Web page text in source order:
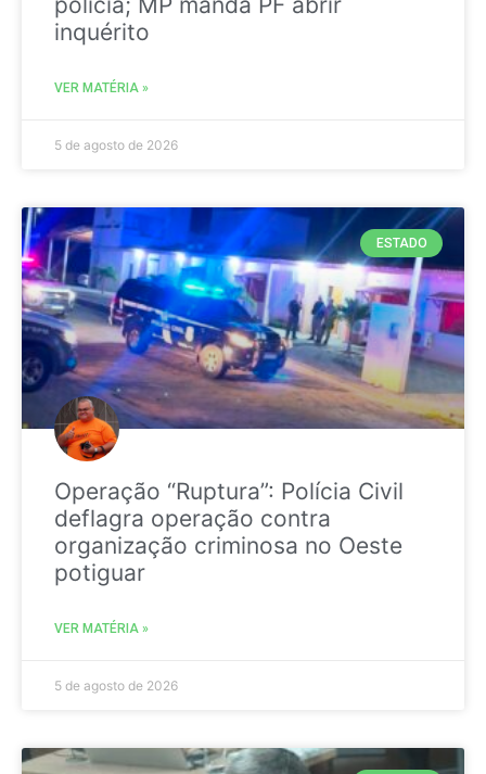
inquérito
VER MATÉRIA »
5 de agosto de 2026
ESTADO
Operação “Ruptura”: Polícia Civil
deflagra operação contra
organização criminosa no Oeste
potiguar
VER MATÉRIA »
5 de agosto de 2026